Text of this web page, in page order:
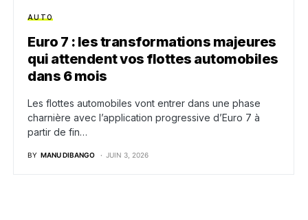
AUTO
Euro 7 : les transformations majeures
qui attendent vos flottes automobiles
dans 6 mois
Les flottes automobiles vont entrer dans une phase
charnière avec l’application progressive d’Euro 7 à
partir de fin…
BY MANU DIBANGO JUIN 3, 2026